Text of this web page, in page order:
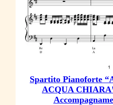
Spartito Pianoforte
ACQUA